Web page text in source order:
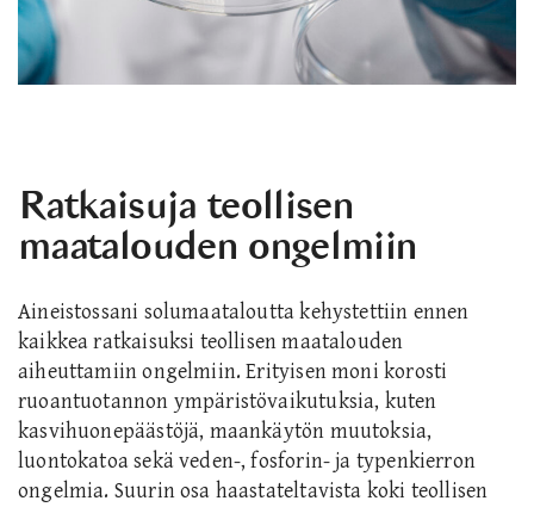
Ratkaisuja teollisen
maatalouden ongelmiin
Aineistossani solumaataloutta kehystettiin ennen
kaikkea ratkaisuksi teollisen maatalouden
aiheuttamiin ongelmiin. Erityisen moni korosti
ruoantuotannon ympäristövaikutuksia, kuten
kasvihuonepäästöjä, maankäytön muutoksia,
luontokatoa sekä veden-, fosforin- ja typenkierron
ongelmia. Suurin osa haastateltavista koki teollisen